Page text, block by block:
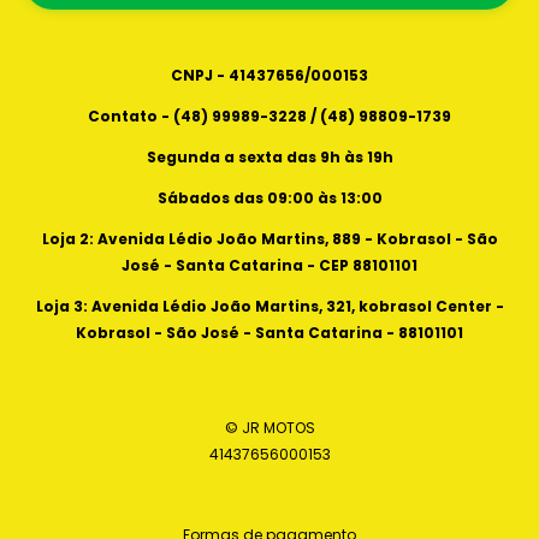
88101101
CNPJ - 41437656/000153
Contato - (48) 99989-3228 / (48) 98809-1739
Segunda a sexta das 9h às 19h
Sábados das 09:00 às 13:00
Loja 2: Avenida Lédio João Martins, 889 - Kobrasol - São
José - Santa Catarina - CEP 88101101
Loja 3: Avenida Lédio João Martins, 321, kobrasol Center -
Kobrasol - São José - Santa Catarina - 88101101
© JR MOTOS
41437656000153
Formas de pagamento